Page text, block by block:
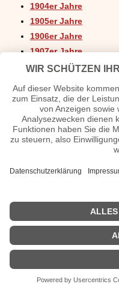
1904er Jahre
1905er Jahre
1906er Jahre
1907er Jahre
1908er Jahre